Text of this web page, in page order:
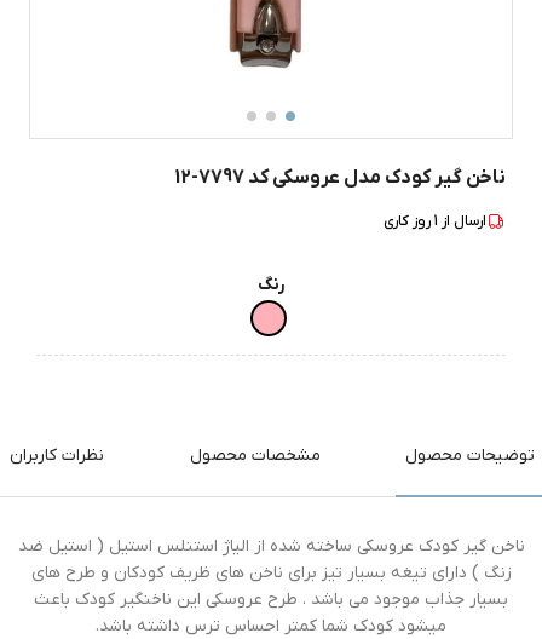
ناخن گیر کودک مدل عروسکی کد 7797-12
ارسال از 1روز کاری
رنگ
توضیحات محصول مشخصات محصول نظرات کاربران
ناخن گیر کودک عروسکی ساخته شده از الیاژ استنلس استیل ( استیل ضد
زنگ ) دارای تیغه بسیار تیز برای ناخن های ظریف کودکان و طرح های
بسیار جذاب موجود می باشد . طرح عروسکی این ناخنگیر کودک باعث
میشود کودک شما کمتر احساس ترس داشته باشد.